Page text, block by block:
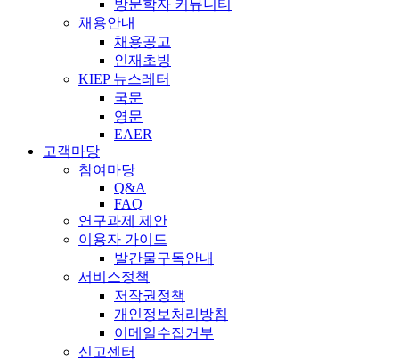
방문학자 커뮤니티
채용안내
채용공고
인재초빙
KIEP 뉴스레터
국문
영문
EAER
고객마당
참여마당
Q&A
FAQ
연구과제 제안
이용자 가이드
발간물구독안내
서비스정책
저작권정책
개인정보처리방침
이메일수집거부
신고센터